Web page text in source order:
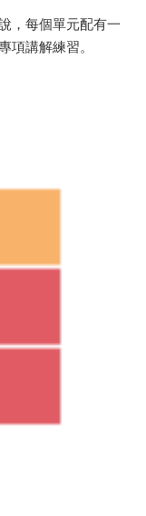
，每個單元配有一
項講解練習。